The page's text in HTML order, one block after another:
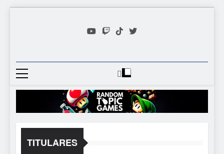
Random
Games
Videojuego Favorito
TITULARES